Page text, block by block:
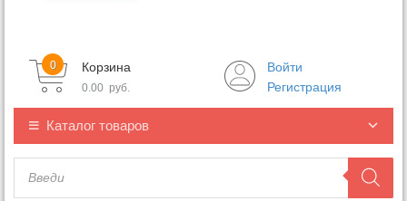
Корзина
0
0.00 руб.
Войти
Регистрация
Каталог товаров